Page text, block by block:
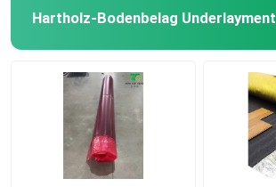
Hartholz-Bodenbelag Underlayment